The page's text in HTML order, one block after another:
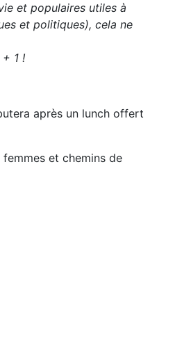
et populaires utiles à
et politiques), cela ne
1 !
après un lunch offert
et chemins de